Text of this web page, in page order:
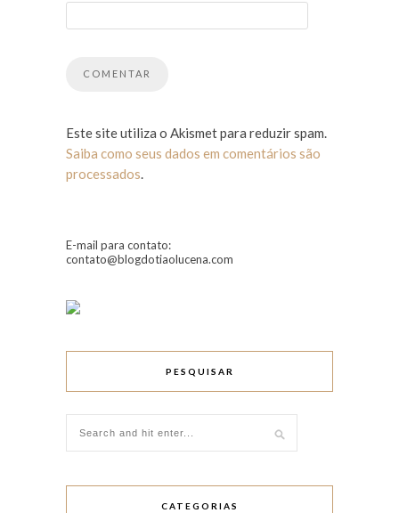
Este site utiliza o Akismet para reduzir spam.
Saiba como seus dados em comentários são
processados.
E-mail para contato:
contato@blogdotiaolucena.com
PESQUISAR
CATEGORIAS